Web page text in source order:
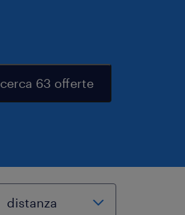
cerca 63 offerte